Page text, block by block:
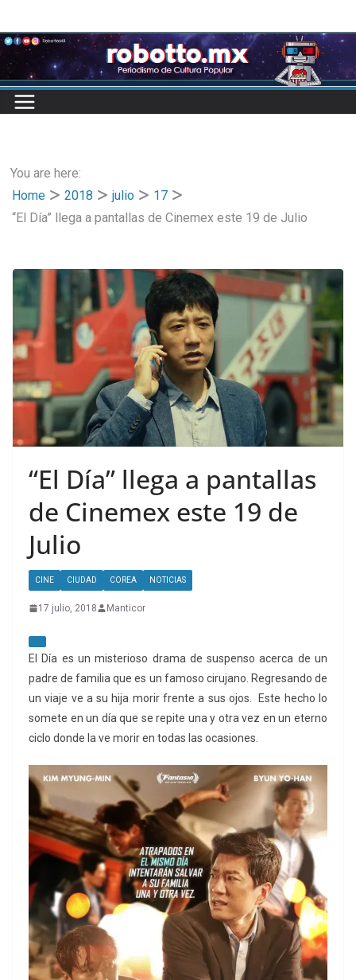
to
content
You are here:
Home
2018 julio
17
“El Día” llega a pantallas de Cinemex este 19 de Julio
“El Día” llega a pantallas
de Cinemex este 19 de
Julio
CINE CIUDAD COREA NOTICIAS
17 julio, 2018 Manticor
El Día es un misterioso drama de suspenso acerca de un
padre de familia que es un famoso cirujano. Regresando de
un viaje ve a su hija morir frente a sus ojos. Este hecho lo
somete en un día que se repite una y otra vez en un eterno
ciclo donde la ve morir en todas las ocasiones.